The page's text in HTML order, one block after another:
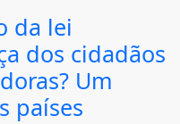
da lei
dos cidadãos
Um
países